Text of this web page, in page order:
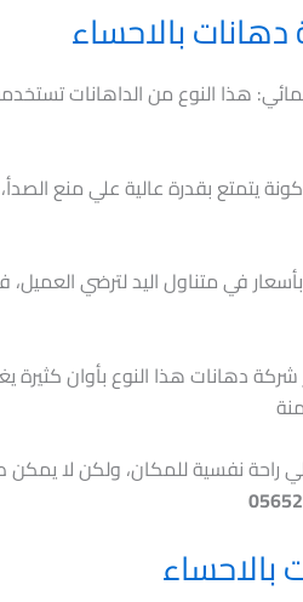
بالاحساء
هذا النوع من الداهانات
يتمتع بقدرة عالية علي منع
في متناول اليد لترضي العميل،
شركة دهانات هذا النوع بأوان
نفسية للمكان، ولكن لا يمكن
بالاحساء